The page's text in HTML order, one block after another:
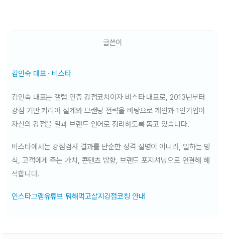
글쓴이
김인숙 대표 · 비스타
김인숙 대표는 갤럽 인증 강점코치이자 비스타 대표로, 2013년부터
강점 기반 커리어 설계와 브랜딩 전략을 바탕으로 개인과 1인기업이
자신의 강점을 일과 브랜드 언어로 정리하도록 돕고 있습니다.
비스타에서는 강점검사 결과를 단순한 성격 설명이 아니라, 일하는 방
식, 고객에게 주는 가치, 콘텐츠 방향, 브랜드 포지셔닝으로 연결해 해
석합니다.
인스타그램유튜브 뭐해먹고살지 강점코칭 안내